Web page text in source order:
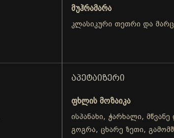
მუჰრამარა
კლასიკური თეთრი და
ᲐᲞᲔᲢᲐᲘᲖᲔᲠᲘ
ფხლის მოზაიკა
ისპანახი, ჭარხალი,
გოგრა, ცხარე ზეთი,